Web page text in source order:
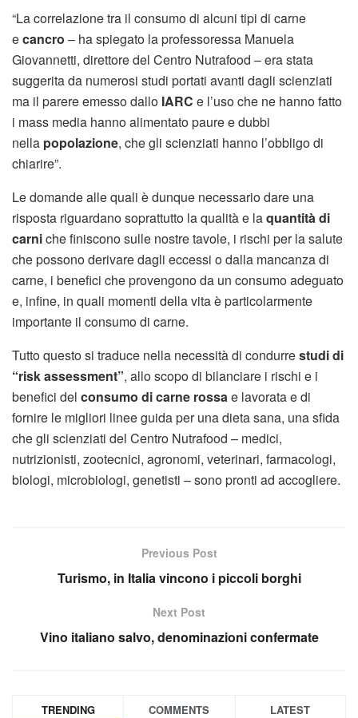
“La correlazione tra il consumo di alcuni tipi di carne
ecancro – ha spiegato la professoressa Manuela
Giovannetti, direttore del Centro Nutrafood – era stata
suggerita da numerosi studi portati avanti dagli scienziati
ma il parere emesso dallo IARC e l’uso che ne hanno fatto
i mass media hanno alimentato paure e dubbi
nella popolazione, che gli scienziati hanno l’obbligo di
chiarire”.
Le domande alle quali è dunque necessario dare una
risposta riguardano soprattutto la qualità e laquantità di
carniche finiscono sulle nostre tavole, i rischi per la salute
che possono derivare dagli eccessi o dalla mancanza di
carne, i benefici che provengono da un consumo adeguato
e, infine, in quali momenti della vita è particolarmente
importante il consumo di carne.
Tutto questo si traduce nella necessità di condurrestudi di
“risk assessment”, allo scopo di bilanciare i rischi e i
benefici del consumo di carne rossae lavorata e di
fornire le migliori linee guida per una dieta sana, una sfida
che gli scienziati del Centro Nutrafood – medici,
nutrizionisti, zootecnici, agronomi, veterinari, farmacologi,
biologi, microbiologi, genetisti – sono pronti ad accogliere.
Previous Post
Turismo, in Italia vincono i piccoli borghi
Next Post
Vino italiano salvo, denominazioni confermate
TRENDING COMMENTS LATEST